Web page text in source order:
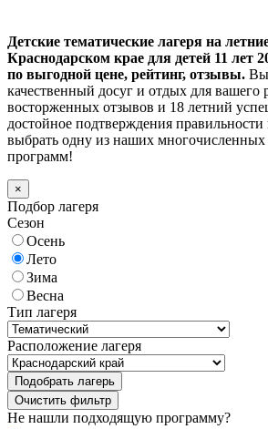
Детские тематические лагеря на
Краснодарском крае для детей 11 лет
по выгодной цене, рейтинг, отзывы.
качественный досуг и отдых для вашего
восторженных отзывов и 18 летний
достойное подтверждения
выбрать одну из наших многочисленных
программ!
×
Подбор лагеря
Сезон
Осень
Лето
Зима
Весна
Тип лагеря
Расположение лагеря
Подобрать лагерь
Не нашли подходящую программу?